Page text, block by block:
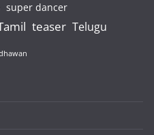
super dancer
teaser Telugu